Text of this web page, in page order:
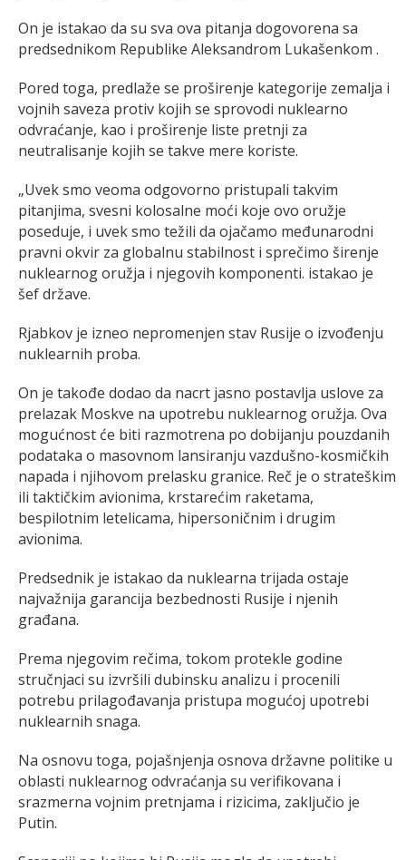
On je istakao da su sva ova pitanja dogovorena sa
predsednikom Republike Aleksandrom Lukašenkom .
Pored toga, predlaže se proširenje kategorije zemalja i
vojnih saveza protiv kojih se sprovodi nuklearno
odvraćanje, kao i proširenje liste pretnji za
neutralisanje kojih se takve mere koriste.
„Uvek smo veoma odgovorno pristupali takvim
pitanjima, svesni kolosalne moći koje ovo oružje
poseduje, i uvek smo težili da ojačamo međunarodni
pravni okvir za globalnu stabilnost i sprečimo širenje
nuklearnog oružja i njegovih komponenti. istakao je
šef države.
Rjabkov je izneo nepromenjen stav Rusije o izvođenju
nuklearnih proba.
On je takođe dodao da nacrt jasno postavlja uslove za
prelazak Moskve na upotrebu nuklearnog oružja. Ova
mogućnost će biti razmotrena po dobijanju pouzdanih
podataka o masovnom lansiranju vazdušno-kosmičkih
napada i njihovom prelasku granice. Reč je o strateškim
ili taktičkim avionima, krstarećim raketama,
bespilotnim letelicama, hipersoničnim i drugim
avionima.
Predsednik je istakao da nuklearna trijada ostaje
najvažnija garancija bezbednosti Rusije i njenih
građana.
Prema njegovim rečima, tokom protekle godine
stručnjaci su izvršili dubinsku analizu i procenili
potrebu prilagođavanja pristupa mogućoj upotrebi
nuklearnih snaga.
Na osnovu toga, pojašnjenja osnova državne politike u
oblasti nuklearnog odvraćanja su verifikovana i
srazmerna vojnim pretnjama i rizicima, zaključio je
Putin.